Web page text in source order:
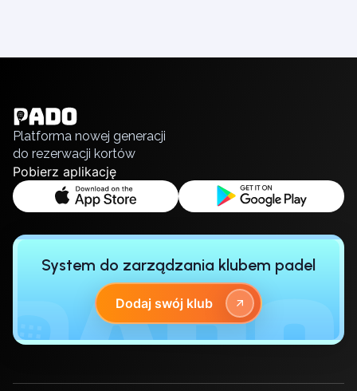
Polski
Русский
Platforma nowej generacji
do rezerwacji kortów
Pobierz aplikację
System do zarządzania klubem padel
Dodaj swój klub